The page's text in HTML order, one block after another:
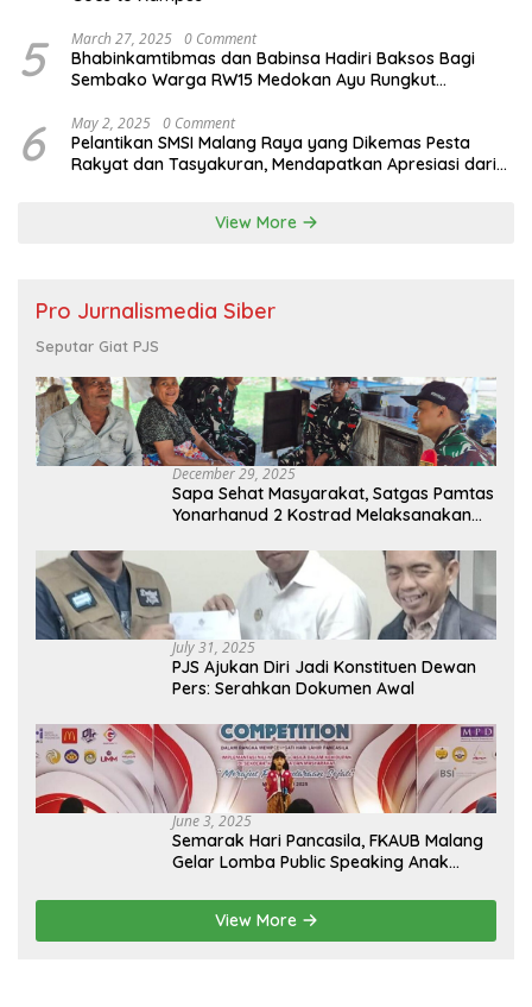
5 March 27, 2025 0 Comment
Bhabinkamtibmas dan Babinsa Hadiri Baksos Bagi
Sembako Warga RW15 Medokan Ayu Rungkut
6 May 2, 2025 0 Comment
Pelantikan SMSI Malang Raya yang Dikemas Pesta
Rakyat dan Tasyakuran, Mendapatkan Apresiasi dari
View More
Pro Jurnalismedia Siber
Seputar Giat PJS
December 29, 2025
Sapa Sehat Masyarakat, Satgas Pamtas
Yonarhanud 2 Kostrad Melaksanakan
July 31, 2025
PJS Ajukan Diri Jadi Konstituen Dewan
Pers: Serahkan Dokumen Awal
June 3, 2025
Semarak Hari Pancasila, FKAUB Malang
Gelar Lomba Public Speaking Anak
Pancasila
View More